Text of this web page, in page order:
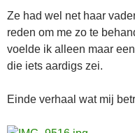
Ze had wel net haar
reden om me zo te
voelde ik alleen maar
die iets aardigs zei.
Einde verhaal wat mij